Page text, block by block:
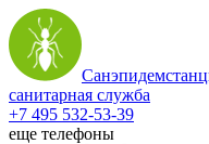
санитарная служба
+7 495 532-53-39
еще телефоны